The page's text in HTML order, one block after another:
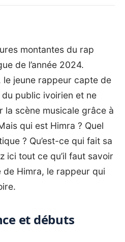
montantes du rap
de l’année 2024.
le jeune rappeur capte de
du public ivoirien et ne
la scène musicale grâce à
qui est Himra ? Quel
? Qu’est-ce qui fait sa
ici tout ce qu’il faut savoir
Himra, le rappeur qui
et débuts